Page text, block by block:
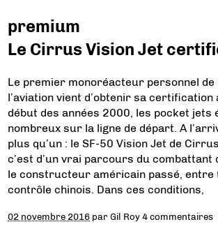
premium
Le Cirrus Vision Jet
Le premier monoréacteur personnel de
l’aviation vient d’obtenir sa certification
début des années 2000, les pocket jets
nombreux sur la ligne de départ. A
plus qu’un : le SF-50 Vision Jet de
c’est d’un vrai parcours du combattant
le constructeur américain passé, entre
contrôle chinois. Dans ces conditions,
02 novembre 2016 parGil Roy 4 commentaires